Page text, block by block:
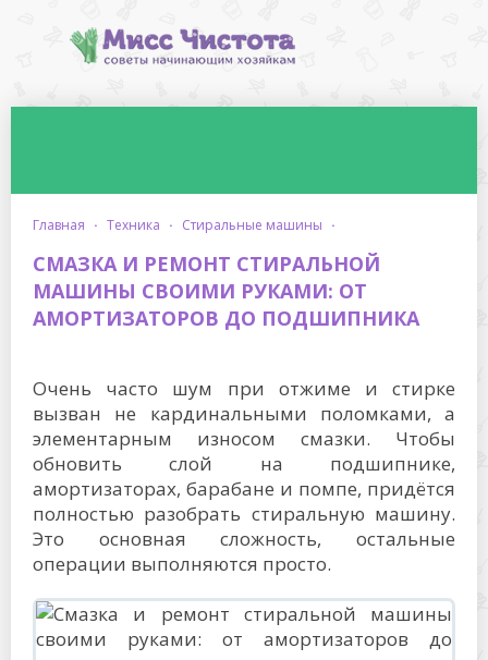
главная · техника · стиральные машины ·
СМАЗКА И РЕМОНТ СТИРАЛЬНОЙ
МАШИНЫ СВОИМИ РУКАМИ: ОТ
АМОРТИЗАТОРОВ ДО ПОДШИПНИКА
Очень часто шум при отжиме и стирке
вызван не кардинальными поломками, а
элементарным износом смазки. Чтобы
обновить слой на подшипнике,
амортизаторах, барабане и помпе, придётся
полностью разобрать стиральную машину.
Это основная сложность, остальные
операции выполняются просто.